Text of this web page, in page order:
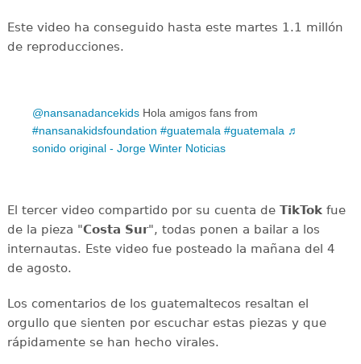
Este video ha conseguido hasta este martes 1.1 millón
de reproducciones.
@nansanadancekids Hola amigos fans from
#nansanakidsfoundation #guatemala #guatemala ♬
sonido original - Jorge Winter Noticias
El tercer video compartido por su cuenta de TikTokfue
de la pieza "Costa Sur", todas ponen a bailar a los
internautas. Este video fue posteado la mañana del 4
de agosto.
Los comentarios de los guatemaltecos resaltan el
orgullo que sienten por escuchar estas piezas y que
rápidamente se han hecho virales.